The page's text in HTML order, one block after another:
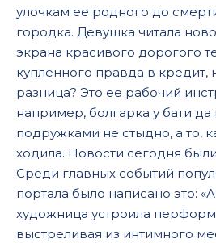
улочкам ее родного до
городка. Девушка читала
экрана красивого дорогого
купленного правда в кредит,
разница? Это ее рабочий
например, болгарка у бати
подружками не стыдно, а то,
ходила. Новости сегодня
Среди главных событий
портала было написано это:
художница устроила
выстреливая из интимного